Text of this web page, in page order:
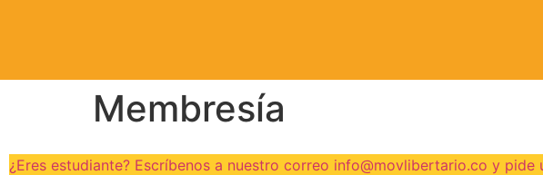
Membresía
¿Eres estudiante? Escríbenos a nuestro correo info@movlibertario.co y pide